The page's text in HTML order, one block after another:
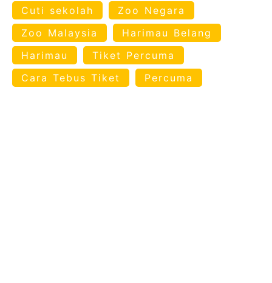
Cuti sekolah
Zoo Negara
Zoo Malaysia
Harimau Belang
Harimau
Tiket Percuma
Cara Tebus Tiket
Percuma